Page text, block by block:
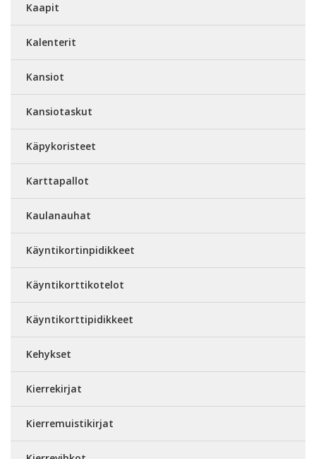
Kaapit
Kalenterit
Kansiot
Kansiotaskut
Käpykoristeet
Karttapallot
Kaulanauhat
Käyntikortinpidikkeet
Käyntikorttikotelot
Käyntikorttipidikkeet
Kehykset
Kierrekirjat
Kierremuistikirjat